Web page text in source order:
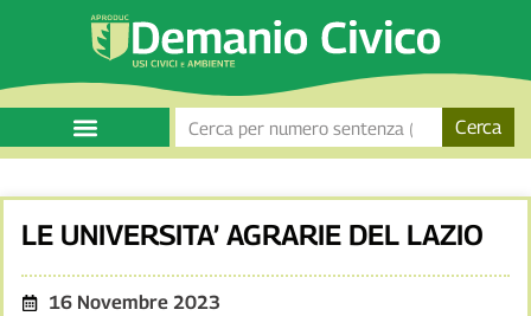
Cerca
LE UNIVERSITA’ AGRARIE DEL LAZIO
16 Novembre 2023